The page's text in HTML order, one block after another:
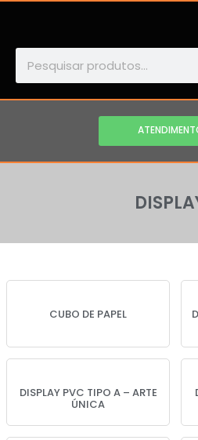
CUBO DE PAPEL
DISPLAY PVC TIPO A – ARTE
ÚNICA